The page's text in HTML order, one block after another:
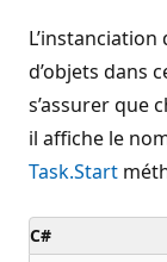
L’instanciation
d’objets dans
s’assurer que
il affiche le
Task.Start
C#